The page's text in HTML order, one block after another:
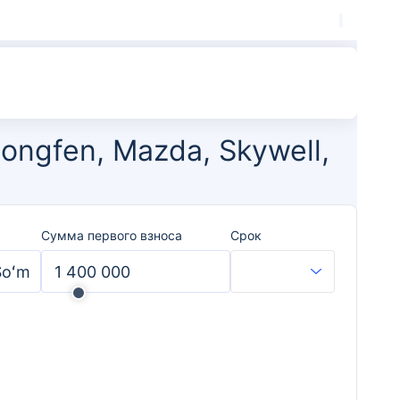
Mazda, Skywell,
Сумма первого взноса Срок